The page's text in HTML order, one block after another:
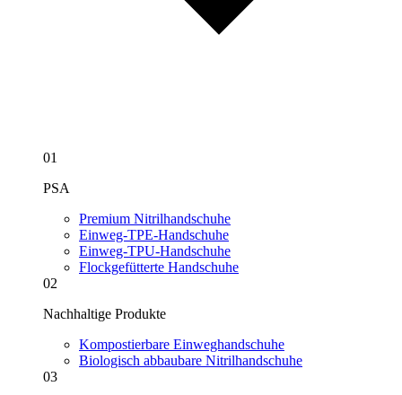
01
PSA
Premium Nitrilhandschuhe
Einweg-TPE-Handschuhe
Einweg-TPU-Handschuhe
Flockgefütterte Handschuhe
02
Nachhaltige Produkte
Kompostierbare Einweghandschuhe
Biologisch abbaubare Nitrilhandschuhe
03